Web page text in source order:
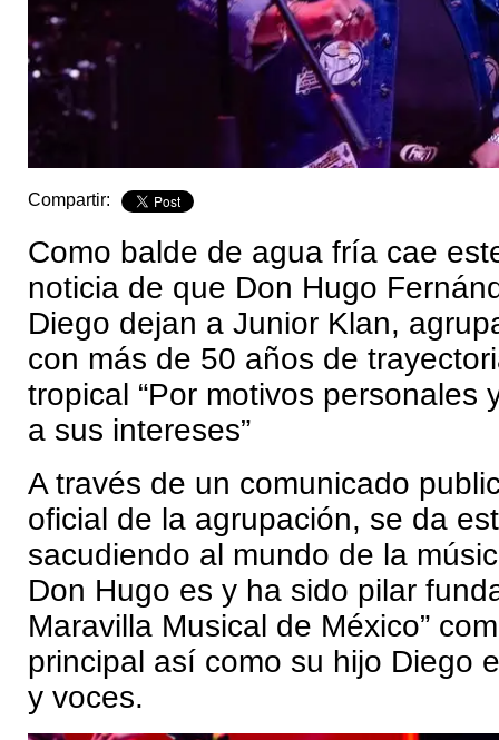
Compartir:
Como balde de agua fría cae
noticia de que Don Hugo
Diego dejan a Junior Klan,
con más de 50 años de
tropical “Por motivos personales
a sus intereses”
A través de un comunicado
oficial de la agrupación, se da
sacudiendo al mundo de la
Don Hugo es y ha sido pilar
Maravilla Musical de México”
principal así como su hijo Diego
y voces.